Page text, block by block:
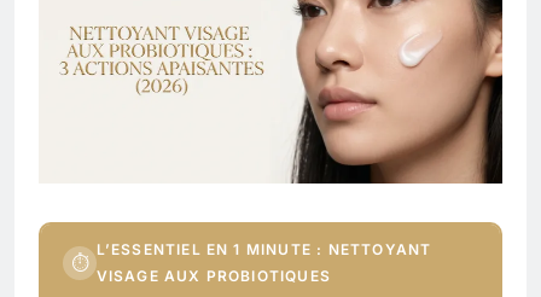
⏱
L’ESSENTIEL EN 1 MINUTE : NETTOYANT
VISAGE AUX PROBIOTIQUES